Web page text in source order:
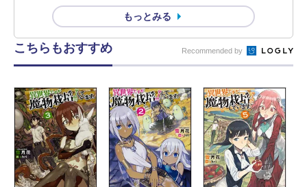
もっとみる
こちらもおすすめ Recommended by